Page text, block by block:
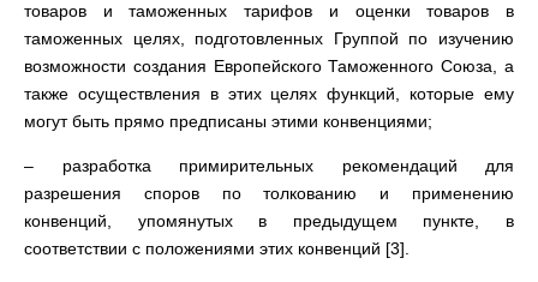
товаров и таможенных тарифов и оценки товаров в
таможенных целях, подготовленных Группой по изучению
возможности создания Европейского Таможенного Союза, а
также осуществления в этих целях функций, которые ему
могут быть прямо предписаны этими конвенциями;
– разработка примирительных рекомендаций для
разрешения споров по толкованию и применению
конвенций, упомянутых в предыдущем пункте, в
соответствии с положениями этих конвенций [3].